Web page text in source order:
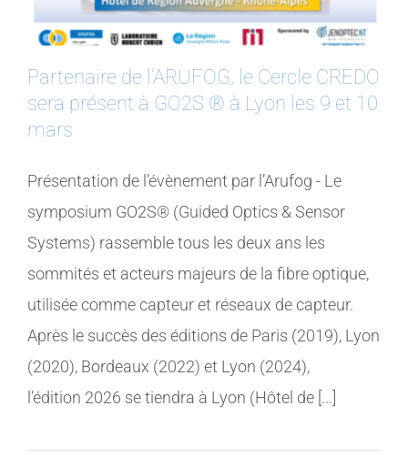
Partenaire de l’ARUFOG, le Cercle CREDO
sera présent à GO2S ® à Lyon les 9 et 10
mars
Présentation de l’évènement par l’Arufog - Le
symposium GO2S® (Guided Optics & Sensor
Systems) rassemble tous les deux ans les
sommités et acteurs majeurs de la fibre optique,
utilisée comme capteur et réseaux de capteur.
Après le succès des éditions de Paris (2019), Lyon
(2020), Bordeaux (2022) et Lyon (2024),
l’édition 2026 se tiendra à Lyon (Hôtel de [...]